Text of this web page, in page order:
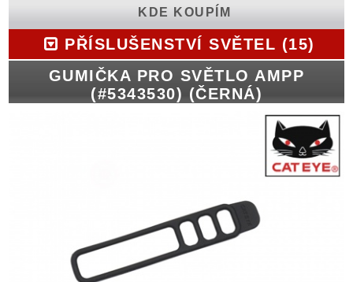
KDE KOUPÍM
PŘÍSLUŠENSTVÍ SVĚTEL (15)
GUMIČKA PRO SVĚTLO AMPP
(#5343530) (ČERNÁ)